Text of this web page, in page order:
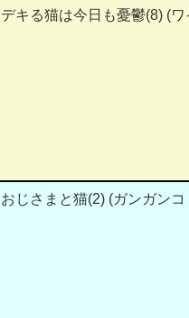
デキる猫は今日も憂鬱(8) (
おじさまと猫(2) (ガンガン